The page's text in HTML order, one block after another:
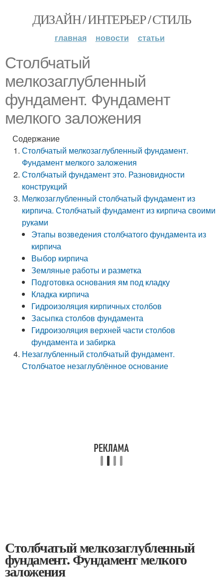
ДИЗАЙН / ИНТЕРЬЕР / СТИЛЬ
главная новости статьи
Столбчатый
мелкозаглубленный
фундамент. Фундамент
мелкого заложения
Содержание
Столбчатый мелкозаглубленный фундамент.
Фундамент мелкого заложения
Столбчатый фундамент это. Разновидности
конструкций
Мелкозаглубленный столбчатый фундамент из
кирпича. Столбчатый фундамент из кирпича своими
руками
Этапы возведения столбчатого фундамента из
кирпича
Выбор кирпича
Земляные работы и разметка
Подготовка основания ям под кладку
Кладка кирпича
Гидроизоляция кирпичных столбов
Засыпка столбов фундамента
Гидроизоляция верхней части столбов
фундамента и забирка
Незаглубленный столбчатый фундамент.
Столбчатое незаглублённое основание
Столбчатый мелкозаглубленный
фундамент. Фундамент мелкого
заложения